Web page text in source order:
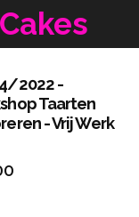
2022 -
Taarten
- Vrij Werk